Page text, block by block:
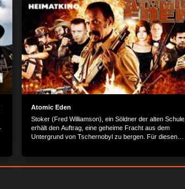
Atomic Eden
Stoker (Fred Williamson), ein Söldner der alten Schule,
erhält den Auftrag, eine geheime Fracht aus dem
Untergrund von Tschernobyl zu bergen. Für diesen